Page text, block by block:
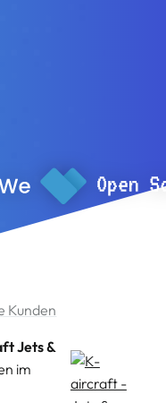
Kunden
Jets &
im